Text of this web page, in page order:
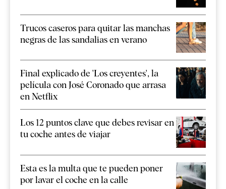
Trucos caseros para quitar las manchas
negras de las sandalias en verano
Final explicado de 'Los creyentes', la
película con José Coronado que arrasa
en Netflix
Los 12 puntos clave que debes revisar en
tu coche antes de viajar
Esta es la multa que te pueden poner
por lavar el coche en la calle